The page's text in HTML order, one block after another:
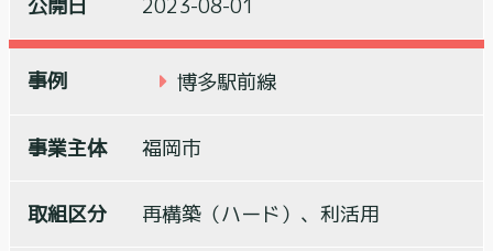
2023-08-01
博多駅前線
福岡市
再構築（ハード）、利活用